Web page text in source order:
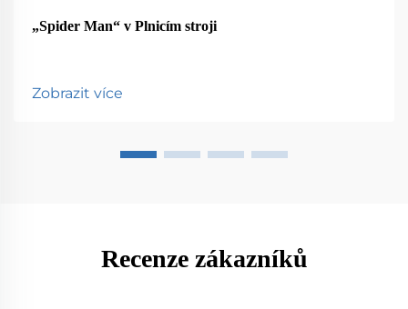
„Spider Man“ v Plnicím stroji
Zobrazit více
Recenze zákazníků